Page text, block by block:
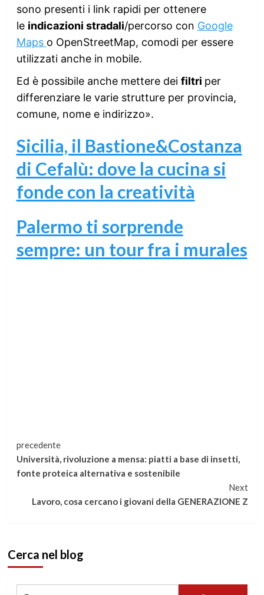
sono presenti i link rapidi per ottenere
le indicazioni stradali/percorso con Google
Maps o OpenStreetMap, comodi per essere
utilizzati anche in mobile.
Ed è possibile anche mettere dei filtri per
differenziare le varie strutture per provincia,
comune, nome e indirizzo».
Sicilia, il Bastione&Costanza
di Cefalù: dove la cucina si
fonde con la creatività
Palermo ti sorprende
sempre: un tour fra i murales
Continua
a
leggere
precedente
Università, rivoluzione a mensa: piatti a base di insetti,
fonte proteica alternativa e sostenibile
Next
Lavoro, cosa cercano i giovani della GENERAZIONE Z
Cerca nel blog
Ricerca